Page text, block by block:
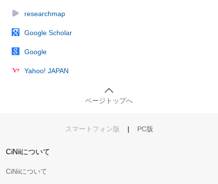
researchmap
Google Scholar
Google
Yahoo! JAPAN
ページトップへ
スマートフォン版 | PC版
CiNiiについて
CiNiiについて